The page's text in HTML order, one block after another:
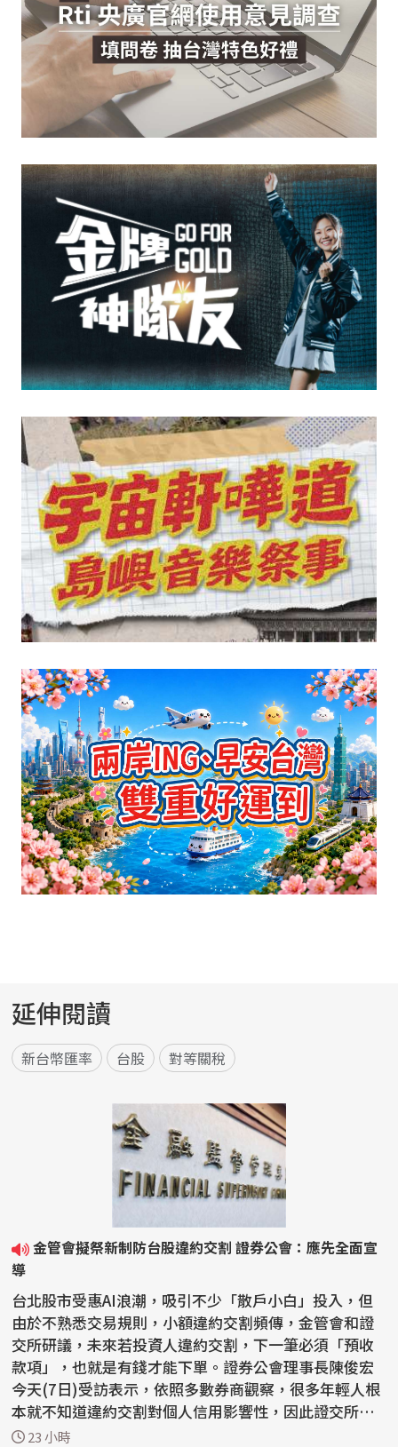
延伸閱讀
新台幣匯率 台股 對等關稅
金管會擬祭新制防台股違約交割 證券公會：應先全面宣
導
台北股市受惠AI浪潮，吸引不少「散戶小白」投入，但
由於不熟悉交易規則，小額違約交割頻傳，金管會和證
交所研議，未來若投資人違約交割，下一筆必須「預收
款項」，也就是有錢才能下單。證券公會理事長陳俊宏
今天(7日)受訪表示，依照多數券商觀察，很多年輕人根
本就不知道違約交割對個人信用影響性，因此證交所應
先全...
23 小時